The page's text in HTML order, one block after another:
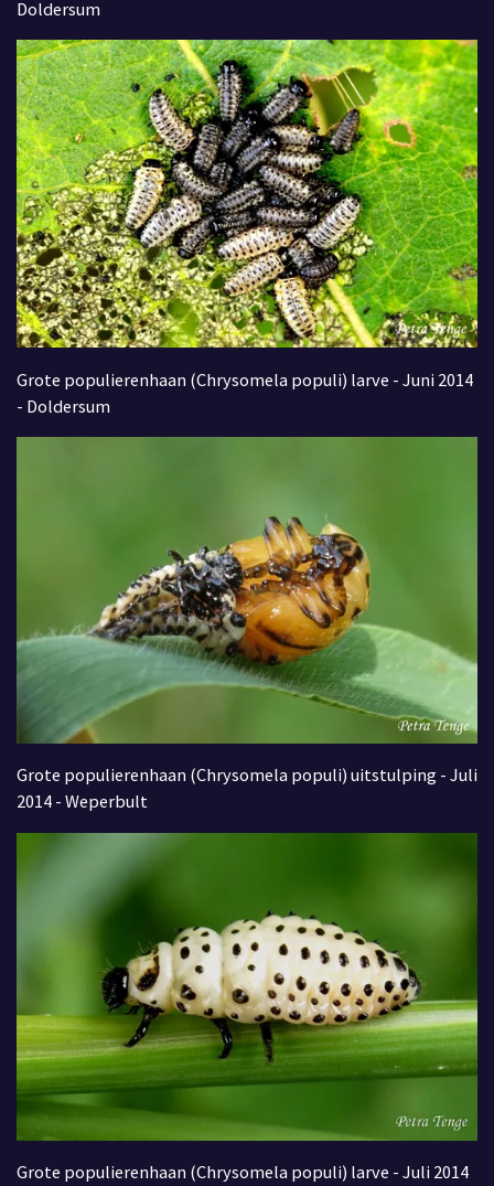
Doldersum
Grote populierenhaan (Chrysomela populi) larve - Juni 2014
- Doldersum
Grote populierenhaan (Chrysomela populi) uitstulping - Juli
2014 - Weperbult
Grote populierenhaan (Chrysomela populi) larve - Juli 2014